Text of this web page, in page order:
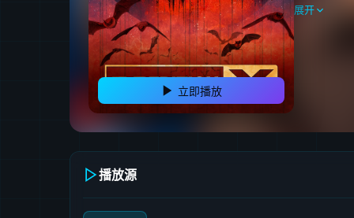
立即播放
展开
播放源